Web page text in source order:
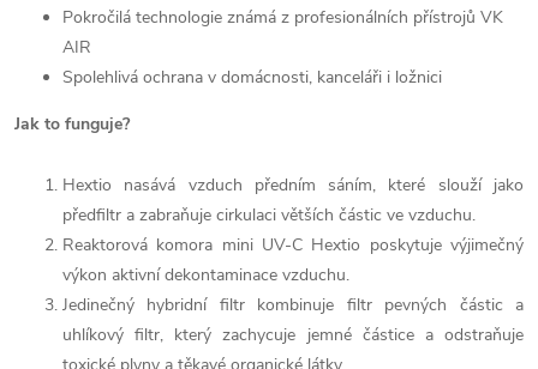
Pokročilá technologie známá z profesionálních přístrojů VK
AIR
Spolehlivá ochrana v domácnosti, kanceláři i ložnici
Jak to funguje?
Hextio nasává vzduch předním sáním, které slouží jako
předfiltr a zabraňuje cirkulaci větších částic ve vzduchu.
Reaktorová komora mini UV-C Hextio poskytuje výjimečný
výkon aktivní dekontaminace vzduchu.
Jedinečný hybridní filtr kombinuje filtr pevných částic a
uhlíkový filtr, který zachycuje jemné částice a odstraňuje